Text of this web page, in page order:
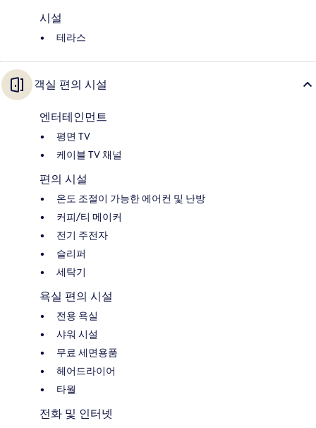
시설
테라스
객실 편의 시설
엔터테인먼트
평면 TV
케이블 TV 채널
편의 시설
온도 조절이 가능한 에어컨 및 난방
커피/티 메이커
전기 주전자
슬리퍼
세탁기
욕실 편의 시설
전용 욕실
샤워 시설
무료 세면용품
헤어드라이어
타월
전화 및 인터넷